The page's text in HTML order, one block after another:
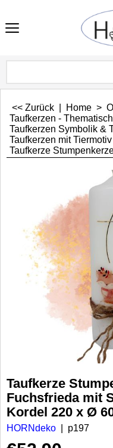
<< Zurück Home >
Taufkerzen -
Taufkerzen Symbolik &
Taufkerzen mit Tiermotiv
Taufkerze
Taufkerze
Fuchsfrieda mit
Kordel 220 x Ø
HORNdeko p197